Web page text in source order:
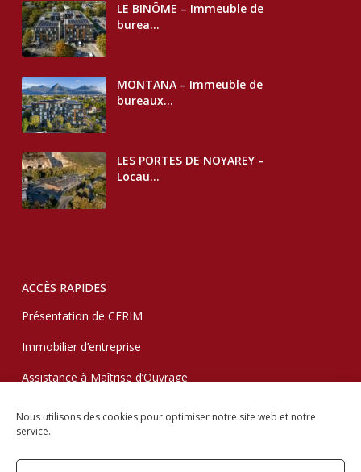
Nous utilisons des cookies pour optimiser notre site web et notre
service.
LE BINÔME – Immeuble de
burea...
MONTANA – Immeuble de
bureaux...
LES PORTES DE NOYAREY –
Locau...
ACCÈS RAPIDES
Présentation de CERIM
Immobilier d’entreprise
Assistance à Maîtrise d’Ouvrage
Partenaires